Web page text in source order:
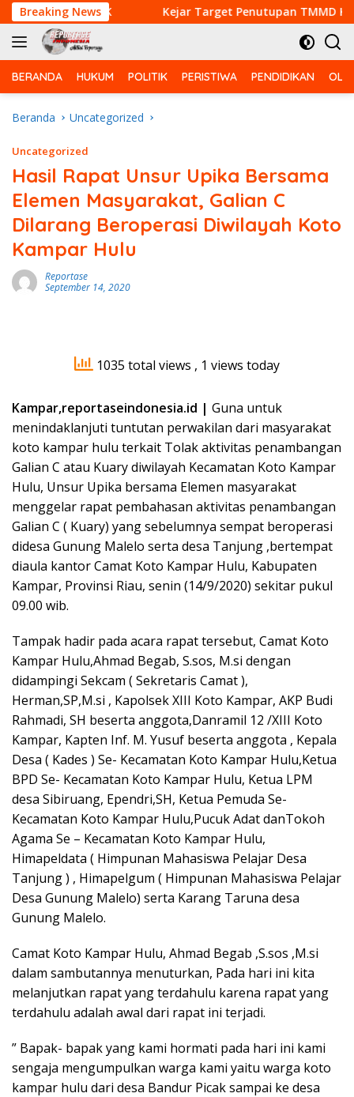
Langsung
ke
konten
Breaking News
PMK Kejar Target Penutupan TMMD Ke-129,
BERANDA HUKUM POLITIK PERISTIWA PENDIDIKAN
Beranda Uncategorized
Uncategorized
Hasil Rapat Unsur Upika Bersama
Elemen Masyarakat, Galian C
Dilarang Beroperasi Diwilayah Koto
Kampar Hulu
Reportase
September 14, 2020
1035 total views , 1 views today
Kampar,reportaseindonesia.id | Guna untuk
menindaklanjuti tuntutan perwakilan dari masyarakat
koto kampar hulu terkait Tolak aktivitas penambangan
Galian C atau Kuary diwilayah Kecamatan Koto Kampar
Hulu, Unsur Upika bersama Elemen masyarakat
menggelar rapat pembahasan aktivitas penambangan
Galian C ( Kuary) yang sebelumnya sempat beroperasi
didesa Gunung Malelo serta desa Tanjung ,bertempat
diaula kantor Camat Koto Kampar Hulu, Kabupaten
Kampar, Provinsi Riau, senin (14/9/2020) sekitar pukul
09.00 wib.
Tampak hadir pada acara rapat tersebut, Camat Koto
Kampar Hulu,Ahmad Begab, S.sos, M.si dengan
didampingi Sekcam ( Sekretaris Camat ),
Herman,SP,M.si , Kapolsek XIII Koto Kampar, AKP Budi
Rahmadi, SH beserta anggota,Danramil 12 /XIII Koto
Kampar, Kapten Inf. M. Yusuf beserta anggota , Kepala
Desa ( Kades ) Se- Kecamatan Koto Kampar Hulu,Ketua
BPD Se- Kecamatan Koto Kampar Hulu, Ketua LPM
desa Sibiruang, Ependri,SH, Ketua Pemuda Se-
Kecamatan Koto Kampar Hulu,Pucuk Adat danTokoh
Agama Se – Kecamatan Koto Kampar Hulu,
Himapeldata ( Himpunan Mahasiswa Pelajar Desa
Tanjung ) , Himapelgum ( Himpunan Mahasiswa Pelajar
Desa Gunung Malelo) serta Karang Taruna desa
Gunung Malelo.
Camat Koto Kampar Hulu, Ahmad Begab ,S.sos ,M.si
dalam sambutannya menuturkan, Pada hari ini kita
melanjutkan rapat yang terdahulu karena rapat yang
terdahulu adalah awal dari rapat ini terjadi.
” Bapak- bapak yang kami hormati pada hari ini kami
sengaja mengumpulkan warga kami yaitu warga koto
kampar hulu dari desa Bandur Picak sampai ke desa